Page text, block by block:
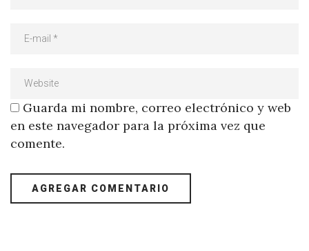
Guarda mi nombre, correo electrónico y web
en este navegador para la próxima vez que
comente.